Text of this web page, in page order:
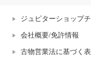
ジュピターショップ
会社概要/免許情報
古物営業法に基づく